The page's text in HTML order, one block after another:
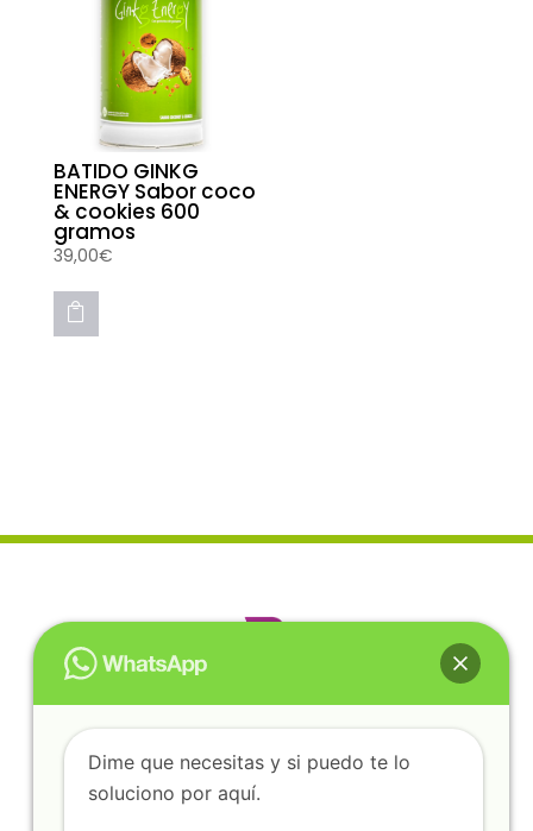
BATIDO GINKG
ENERGY Sabor coco
& cookies 600
gramos
39,00€

Dime que necesitas y si puedo te lo
soluciono por aquí.